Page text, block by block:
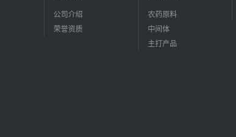
公司介绍
荣誉资质
农药原料
中间体
主打产品